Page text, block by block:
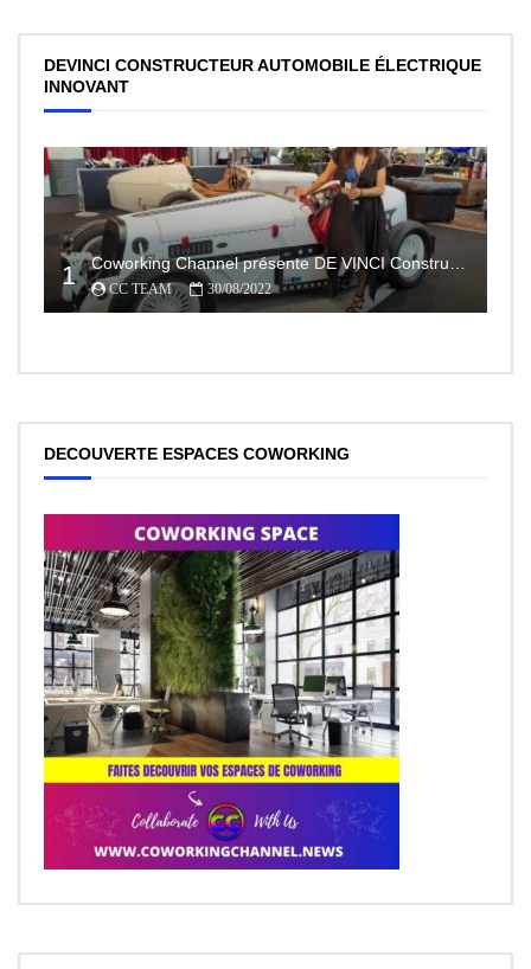
DEVINCI CONSTRUCTEUR AUTOMOBILE ÉLECTRIQUE
INNOVANT
1 CC TEAM 30/08/2022
DECOUVERTE ESPACES COWORKING